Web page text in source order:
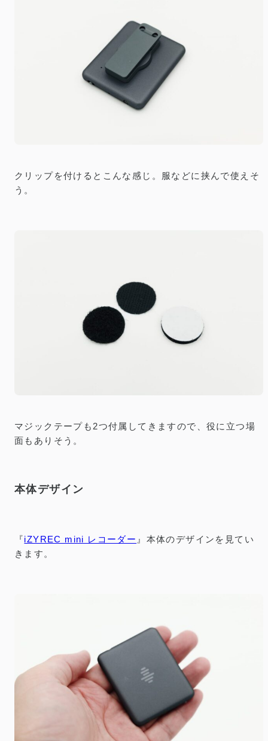
クリップを付けるとこんな感じ。服などに挟んで使えそ
う。
マジックテープも2つ付属してきますので、役に立つ場
面もありそう。
本体デザイン
『iZYREC mini レコーダー 』本体のデザインを見てい
きます。